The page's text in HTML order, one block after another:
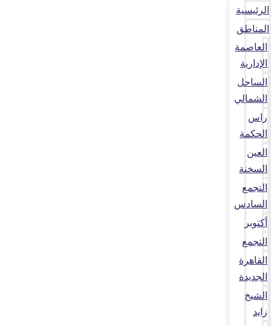
الرئيسية
المناطق
العاصمة
الإدارية
الساحل
الشمالي
راس
الحكمة
العين
السخنة
التجمع
السادس
أكتوبر
التجمع
القاهرة
الجديدة
الشيخ
زايد